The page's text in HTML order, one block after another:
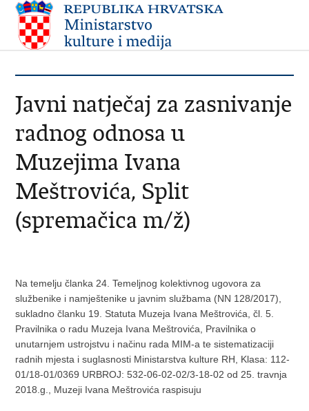
Javni natječaj za zasnivanje
radnog odnosa u
Muzejima Ivana
Meštrovića, Split
(spremačica m/ž)
Na temelju članka 24. Temeljnog kolektivnog ugovora za
službenike i namještenike u javnim službama (NN 128/2017),
sukladno članku 19. Statuta Muzeja Ivana Meštrovića, čl. 5.
Pravilnika o radu Muzeja Ivana Meštrovića, Pravilnika o
unutarnjem ustrojstvu i načinu rada MIM-a te sistematizaciji
radnih mjesta i suglasnosti Ministarstva kulture RH, Klasa: 112-
01/18-01/0369 URBROJ: 532-06-02-02/3-18-02 od 25. travnja
2018.g., Muzeji Ivana Meštrovića raspisuju